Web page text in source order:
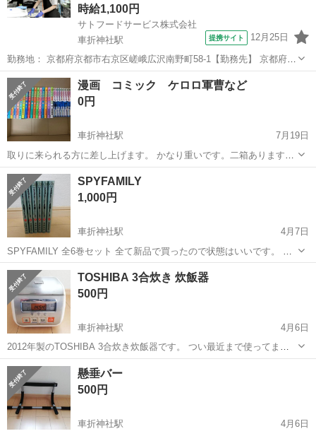
時給1,100円
サトフードサービス株式会社
車折神社駅
提携サイト 12月25日
勤務地： 京都府京都市右京区嵯峨広沢南野町58-1【勤務先】 京都府京
都市右京区嵯峨広沢南野町58-1 和食さと 嵯峨店 【アクセス】 車折
神社駅 徒歩10分 ※車通勤応相談 車折神社駅 徒歩10分 週勤務日時：
週1...
京都 京都市 車折神社駅 レストラン
漫画 コミック ケロロ軍曹など
0円
車折神社駅
7月19日
取りに来られる方に差し上げます。 かなり重いです。二箱あります。
当方、闘病中の為運搬などのお手伝いできませんのでご了承くださ
い。お車で取りに来られる方のみお願いします。
京都 京都市
ケロロ軍曹
SPYFAMILY
1,000円
車折神社駅
4月7日
SPYFAMILY 全6巻セット 全て新品で買ったので状態はいいです。 で
も、中古ですのでそれでも良い方連軽くください。
京都 京都市 本/CD/DVD
TOSHIBA 3合炊き 炊飯器
500円
車折神社駅
4月6日
2012年製のTOSHIBA 3合炊き炊飯器です。 つい最近まで使ってまし
たが、引越しに伴い必要なくなりましたので出品します。 米とぎはボ
ールでやってたので釜は傷は少なめです。 使用感はかなりあります
が、それでもいい方いま...
京都 京都市 車折神社駅
懸垂バー
500円
車折神社駅
4月6日